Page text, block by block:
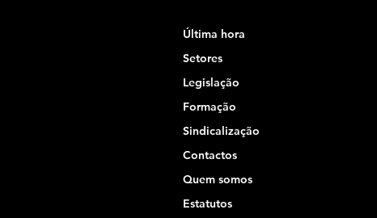
Última hora
Setores
Legislação
Formação
Sindicalização
Contactos
Quem somos
Estatutos